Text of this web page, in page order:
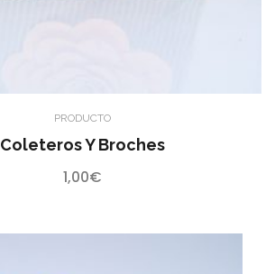
PRODUCTO
Coleteros Y Broches
1,00€